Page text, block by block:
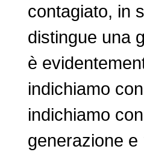
contagiato, in
distingue una
è
indichiamo
indichiamo
generazione